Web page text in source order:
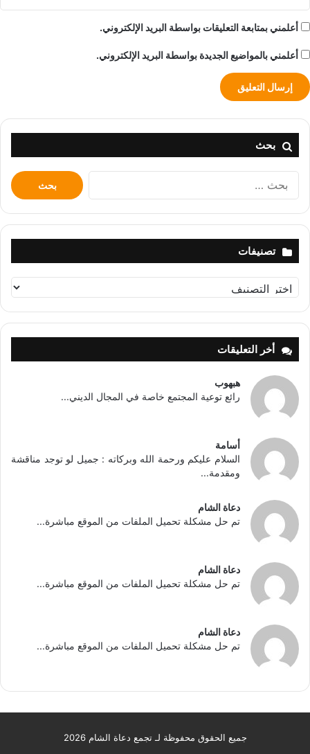
أعلمني بمتابعة التعليقات بواسطة البريد الإلكتروني.
أعلمني بالمواضيع الجديدة بواسطة البريد الإلكتروني.
بحث
البحث
عن:
تصنيفات
تصنيفات
أخر التعليقات
هبهوب
رائع توعية المجتمع خاصة في المجال الديني...
أسامة
السلام عليكم ورحمة الله وبركاته : جميل لو توجد مناقشة
ومقدمة...
دعاة الشام
تم حل مشكلة تحميل الملفات من الموقع مباشرة...
دعاة الشام
تم حل مشكلة تحميل الملفات من الموقع مباشرة...
دعاة الشام
تم حل مشكلة تحميل الملفات من الموقع مباشرة...
جميع الحقوق محفوظة لـ تجمع دعاة الشام 2026